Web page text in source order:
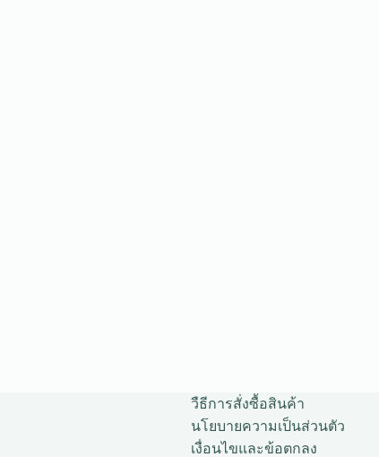
วืธีการสั่งซื้อสินค้า
นโยบายความเป็นส่วนตัว
เงื่อนไขและข้อตกลง